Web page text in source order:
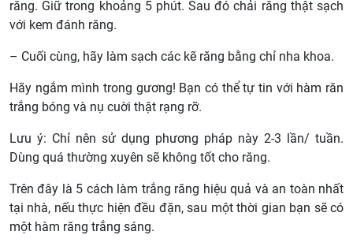
răng. Giữ trong khoảng 5 phút. Sau đó chải răng thật sạch
với kem đánh răng.
– Cuối cùng, hãy làm sạch các kẽ răng bằng chỉ nha khoa.
Hãy ngắm mình trong gương! Bạn có thể tự tin với hàm răn
trắng bóng và nụ cuời thật rạng rỡ.
Lưu ý: Chỉ nên sử dụng phương pháp này 2-3 lần/ tuần.
Dùng quá thường xuyên sẽ không tốt cho răng.
Trên đây là 5 cách làm trắng răng hiệu quả và an toàn nhất
tại nhà, nếu thực hiện đều đặn, sau một thời gian bạn sẽ có
một hàm răng trắng sáng.